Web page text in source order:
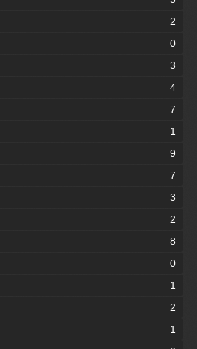
2
0
3
4
7
1
9
7
3
2
8
0
1
2
1